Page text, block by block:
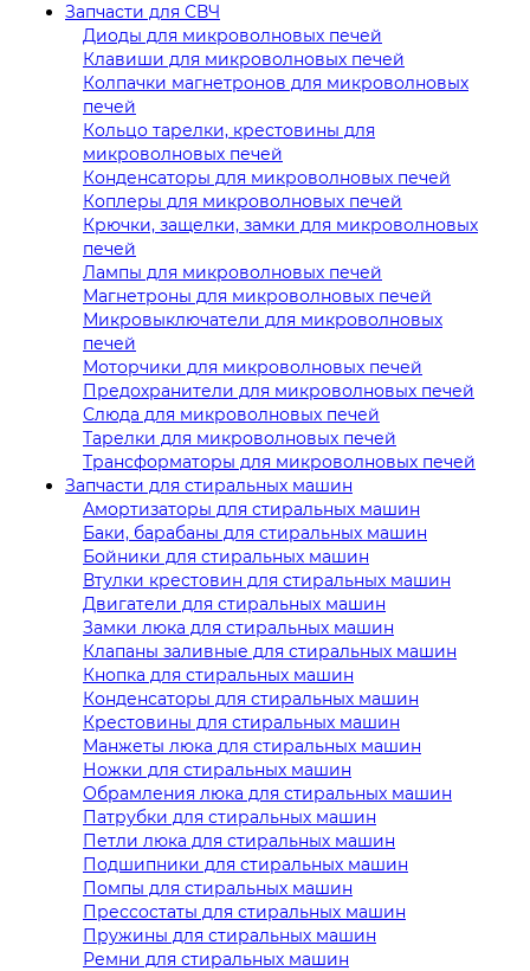
Запчасти для СВЧ
Диоды для микроволновых печей
Клавиши для микроволновых печей
Колпачки магнетронов для микроволновых
печей
Кольцо тарелки, крестовины для
микроволновых печей
Конденсаторы для микроволновых печей
Коплеры для микроволновых печей
Крючки, защелки, замки для микроволновых
печей
Лампы для микроволновых печей
Магнетроны для микроволновых печей
Микровыключатели для микроволновых
печей
Моторчики для микроволновых печей
Предохранители для микроволновых печей
Слюда для микроволновых печей
Тарелки для микроволновых печей
Трансформаторы для микроволновых печей
Запчасти для стиральных машин
Амортизаторы для стиральных машин
Баки, барабаны для стиральных машин
Бойники для стиральных машин
Втулки крестовин для стиральных машин
Двигатели для стиральных машин
Замки люка для стиральных машин
Клапаны заливные для стиральных машин
Кнопка для стиральных машин
Конденсаторы для стиральных машин
Крестовины для стиральных машин
Манжеты люка для стиральных машин
Ножки для стиральных машин
Обрамления люка для стиральных машин
Патрубки для стиральных машин
Петли люка для стиральных машин
Подшипники для стиральных машин
Помпы для стиральных машин
Прессостаты для стиральных машин
Пружины для стиральных машин
Ремни для стиральных машин